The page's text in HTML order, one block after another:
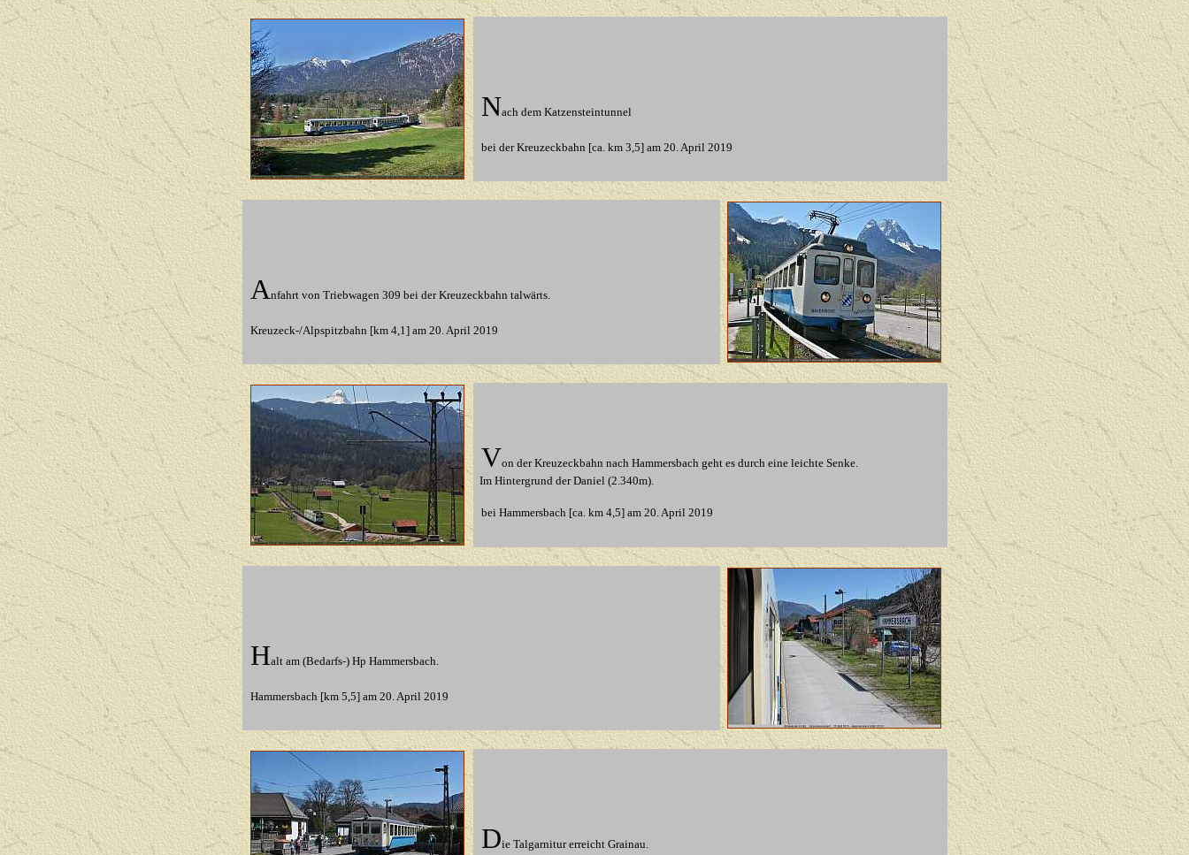
Nach dem Katzensteintunnel
bei der Kreuzeckbahn [ca. km 3,5] am 20. April 2019
Anfahrt von Triebwagen 309 bei der Kreuzeckbahn talwärts.
Kreuzeck-/Alpspitzbahn [km 4,1] am 20. April 2019
Von der Kreuzeckbahn nach Hammersbach geht es durch eine leichte Senke.
Im Hintergrund der Daniel (2.340m).
bei Hammersbach [ca. km 4,5] am 20. April 2019
Halt am (Bedarfs-) Hp Hammersbach.
Hammersbach [km 5,5] am 20. April 2019
Die Talgarnitur erreicht Grainau.